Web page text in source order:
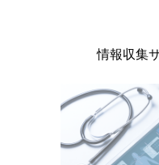
製品に関する注目
情報収集